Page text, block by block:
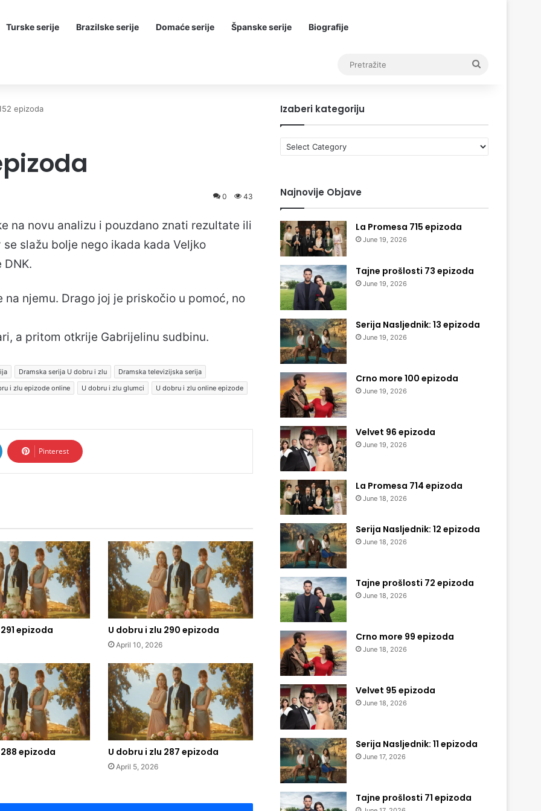
Turske serije Brazilske serije Domaće serije Španske serije Biografije
epizoda
0 43
na novu analizu i pouzdano znati rezultate ili
slažu bolje nego ikada kada Veljko
njemu. Drago joj je priskočio u pomoć, no
a pritom otkrije Gabrijelinu sudbinu.
Dramska serija U dobru i zlu
Dramska televizijska serija
i zlu epizode online
U dobru i zlu glumci U dobru i zlu online epizode
Pinterest
epizoda U dobru i zlu 290 epizoda
April 10, 2026
epizoda U dobru i zlu 287 epizoda
April 5, 2026
Izaberi kategoriju
Izaberi
kategoriju
Najnovije Objave
La Promesa 715 epizoda
June 19, 2026
Tajne prošlosti 73 epizoda
June 19, 2026
Serija Nasljednik: 13 epizoda
June 19, 2026
Crno more 100 epizoda
June 19, 2026
Velvet 96 epizoda
June 19, 2026
La Promesa 714 epizoda
June 18, 2026
Serija Nasljednik: 12 epizoda
June 18, 2026
Tajne prošlosti 72 epizoda
June 18, 2026
Crno more 99 epizoda
June 18, 2026
Velvet 95 epizoda
June 18, 2026
Serija Nasljednik: 11 epizoda
June 17, 2026
Tajne prošlosti 71 epizoda